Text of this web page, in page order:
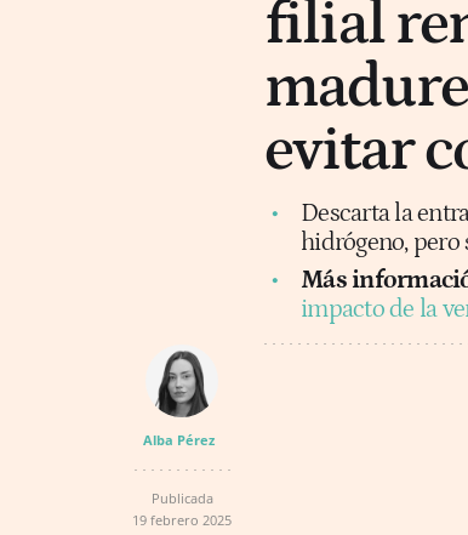
filial
evitar
Descarta la
hidrógeno, pero
Más
impacto de la
Alba Pérez
Publicada
19 febrero 2025